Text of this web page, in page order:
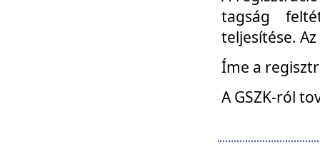
tagság
teljesítése.
Íme a
A GSZK-ról